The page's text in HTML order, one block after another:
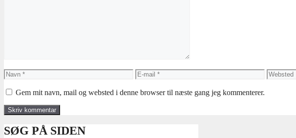
Navn
E-
mail
Websted
Gem mit navn, mail og websted i denne browser til næste gang jeg kommenterer.
SØG PÅ SIDEN